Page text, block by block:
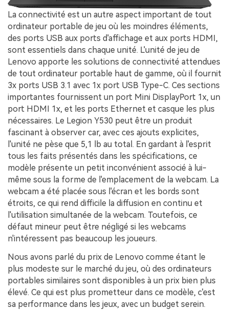
La connectivité est un autre aspect important de tout
ordinateur portable de jeu où les moindres éléments,
des ports USB aux ports d'affichage et aux ports HDMI,
sont essentiels dans chaque unité. L'unité de jeu de
Lenovo apporte les solutions de connectivité attendues
de tout ordinateur portable haut de gamme, où il fournit
3x ports USB 3.1 avec 1x port USB Type-C. Ces sections
importantes fournissent un port Mini DisplayPort 1x, un
port HDMI 1x, et les ports Ethernet et casque les plus
nécessaires. Le Legion Y530 peut être un produit
fascinant à observer car, avec ces ajouts explicites,
l'unité ne pèse que 5,1 lb au total. En gardant à l'esprit
tous les faits présentés dans les spécifications, ce
modèle présente un petit inconvénient associé à lui-
même sous la forme de l'emplacement de la webcam. La
webcam a été placée sous l'écran et les bords sont
étroits, ce qui rend difficile la diffusion en continu et
l'utilisation simultanée de la webcam. Toutefois, ce
défaut mineur peut être négligé si les webcams
n'intéressent pas beaucoup les joueurs.
Nous avons parlé du prix de Lenovo comme étant le
plus modeste sur le marché du jeu, où des ordinateurs
portables similaires sont disponibles à un prix bien plus
élevé. Ce qui est plus prometteur dans ce modèle, c'est
sa performance dans les jeux, avec un budget serein.